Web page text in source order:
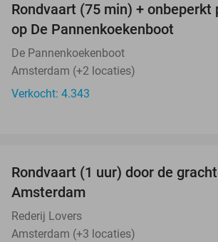
Rondvaart (75 min) + onbeperkt
op De Pannenkoekenboot
De Pannenkoekenboot
Amsterdam (+2 locaties)
Verkocht: 4.343
Rondvaart (1 uur) door de
Amsterdam
Rederij Lovers
Amsterdam (+3 locaties)